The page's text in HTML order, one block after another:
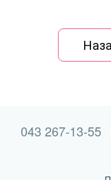
043 267-13-55